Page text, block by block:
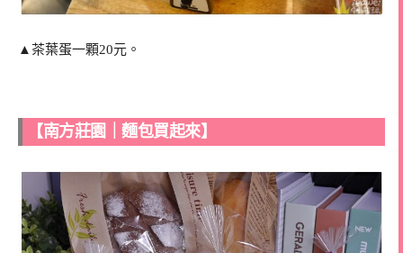
▲茶葉蛋一顆20元。
【南方莊園｜麵包買起來】